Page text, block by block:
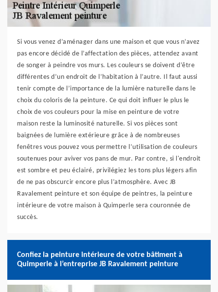
Si vous venez d’aménager dans une maison et que vous n’avez
pas encore décidé de l’affectation des pièces, attendez avant
de songer à peindre vos murs. Les couleurs se doivent d’être
différentes d’un endroit de l’habitation à l’autre. Il faut aussi
tenir compte de l’importance de la lumière naturelle dans le
choix du coloris de la peinture. Ce qui doit influer le plus le
choix de vos couleurs pour la mise en peinture de votre
maison reste la luminosité naturelle. Si vos pièces sont
baignées de lumière extérieure grâce à de nombreuses
fenêtres vous pouvez vous permettre l’utilisation de couleurs
soutenues pour aviver vos pans de mur. Par contre, si l'endroit
est sombre et peu éclairé, privilégiez les tons plus légers afin
de ne pas obscurcir encore plus l’atmosphère. Avec JB
Ravalement peinture et son équipe de peintres, la peinture
intérieure de votre maison à Quimperle sera couronnée de
succès.
Confiez la peinture intérieure de votre bâtiment à
Quimperle à l’entreprise JB Ravalement peinture